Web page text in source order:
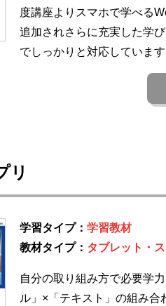
度講座よりスマホで学べる
追加されさらに充実した学
でしっかりと対応しています
リ
学習タイプ： 学習教材
教材タイプ： タブレット・
自分の取り組み方で必要学
ル」×「テキスト」の組み